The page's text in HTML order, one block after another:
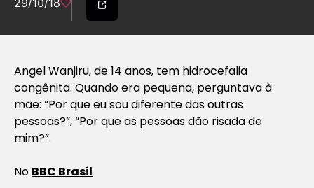
29/10/18
Angel Wanjiru, de 14 anos, tem hidrocefalia
congênita. Quando era pequena, perguntava à
mãe: “Por que eu sou diferente das outras
pessoas?”, “Por que as pessoas dão risada de
mim?”.
No BBC Brasil